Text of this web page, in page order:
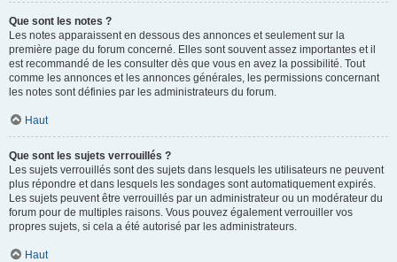
Que sont les notes ?
Les notes apparaissent en dessous des annonces et seulement sur la
première page du forum concerné. Elles sont souvent assez importantes et il
est recommandé de les consulter dès que vous en avez la possibilité. Tout
comme les annonces et les annonces générales, les permissions concernant
les notes sont définies par les administrateurs du forum.
Haut
Que sont les sujets verrouillés ?
Les sujets verrouillés sont des sujets dans lesquels les utilisateurs ne peuvent
plus répondre et dans lesquels les sondages sont automatiquement expirés.
Les sujets peuvent être verrouillés par un administrateur ou un modérateur du
forum pour de multiples raisons. Vous pouvez également verrouiller vos
propres sujets, si cela a été autorisé par les administrateurs.
Haut